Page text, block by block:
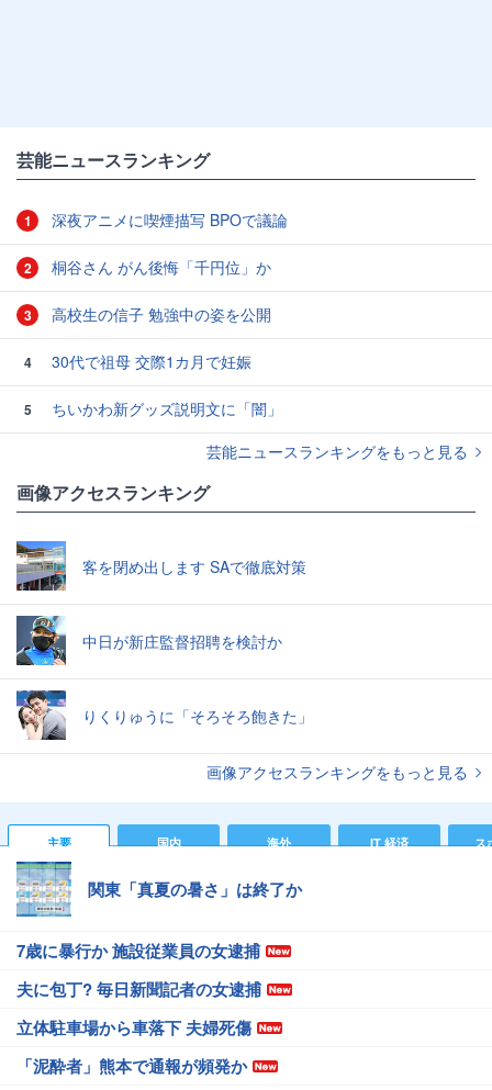
芸能ニュースランキング
1 深夜アニメに喫煙描写 BPOで議論
2 桐谷さん がん後悔「千円位」か
3 高校生の信子 勉強中の姿を公開
4 30代で祖母 交際1カ月で妊娠
5
ちいかわ新グッズ説明文に「闇」
芸能ニュースランキングをもっと見る
画像アクセスランキング
客を閉め出します SAで徹底対策
中日が新庄監督招聘を検討か
りくりゅうに「そろそろ飽きた」
画像アクセスランキングをもっと見る
主要 国内 海外 IT 経済 ス
関東「真夏の暑さ」は終了か
7歳に暴行か 施設従業員の女逮捕
夫に包丁? 毎日新聞記者の女逮捕
立体駐車場から車落下 夫婦死傷
「泥酔者」熊本で通報が頻発か